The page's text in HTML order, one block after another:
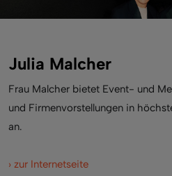
Julia Malcher
Frau Malcher bietet Event- und
und Firmenvorstellungen in
an.
› zur Internetseite